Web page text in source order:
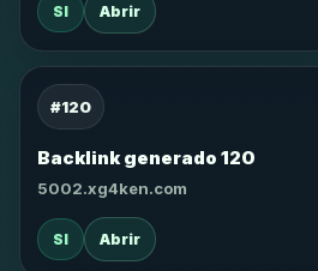
SI Abrir
#120
Backlink generado 120
5002.xg4ken.com
SI Abrir